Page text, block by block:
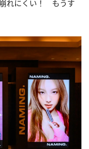
れにくい！ もうす